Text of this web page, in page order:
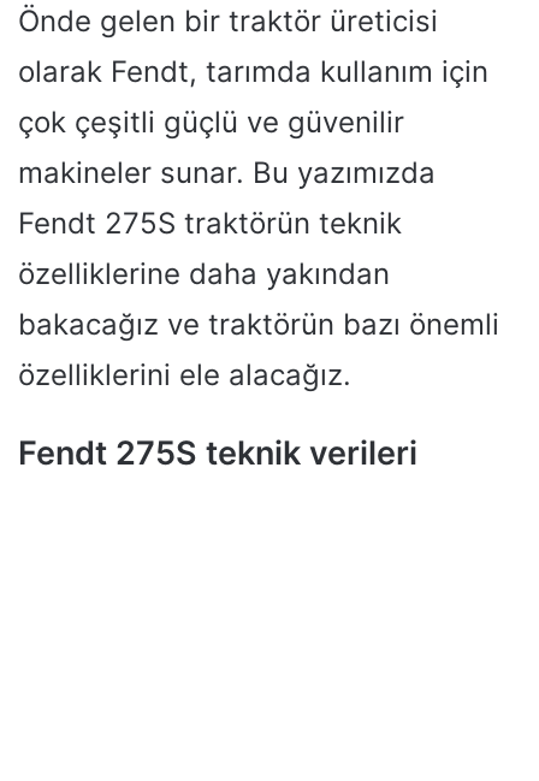
Önde gelen bir traktör üreticisi
olarak Fendt, tarımda kullanım için
çok çeşitli güçlü ve güvenilir
makineler sunar. Bu yazımızda
Fendt 275S traktörün teknik
özelliklerine daha yakından
bakacağız ve traktörün bazı önemli
özelliklerini ele alacağız.
Fendt 275S teknik verileri